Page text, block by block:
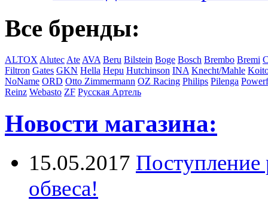
Все бренды:
ALTOX Alutec Ate AVA Beru Bilstein Boge Bosch Brembo Bremi
Filtron Gates GKN Hella Hepu Hutchinson INA Knecht/Mahle
NoName ORD Otto Zimmermann OZ Racing Philips Pilenga
Reinz Webasto ZF Русская Артель
Новости магазина:
15.05.2017 Поступление
обвеса!